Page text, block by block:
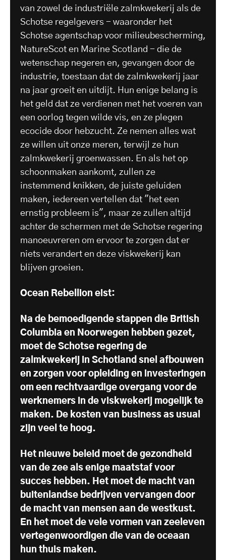
van zowel de industriële zalmkwekerij als de
Schotse regelgevers - waaronder het
Schotse agentschap voor milieubescherming,
NatureScot en Marine Scotland - die de
wetenschap negeren en, gevangen door de
industrie, toestaan dat de zalmkwekerij jaar
na jaar groeit en uitdijt. Hun enige belang is
het geld dat ze verdienen met het voeren van
een oorlog tegen wilde vis, en ze plegen
ecocide door hebzucht. Ze nemen alles wat
ze willen uit onze meren, terwijl ze hun
zalmkwekerij groenwassen. En als het op
schoonmaken aankomt, zullen ze
instemmend knikken, de juiste geluiden
maken, iedereen vertellen dat "het een
ernstig probleem is", maar ze zullen altijd
achter de schermen met de Schotse regering
manoeuvreren om ervoor te zorgen dat er
niets verandert en deze viskwekerij kan
blijven groeien.
Ocean Rebellion eist:
Na de bemoedigende stappen die British
Columbia en Noorwegen hebben gezet,
moet de Schotse regering de
zalmkwekerij in Schotland snel afbouwen
en zorgen voor opleiding en investeringen
om een rechtvaardige overgang voor de
werknemers in de viskwekerij mogelijk te
maken. De kosten van business as usual
zijn veel te hoog.
Het nieuwe beleid moet de gezondheid
van de zee als enige maatstaf voor
succes hebben. Het moet de macht van
buitenlandse bedrijven vervangen door
de macht van mensen aan de westkust.
En het moet de vele vormen van zeeleven
vertegenwoordigen die van de oceaan
hun thuis maken.